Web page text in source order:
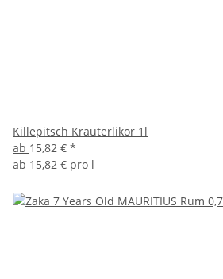
Killepitsch Kräuterlikör 1l
ab 15,82 € *
ab 15,82 € pro l